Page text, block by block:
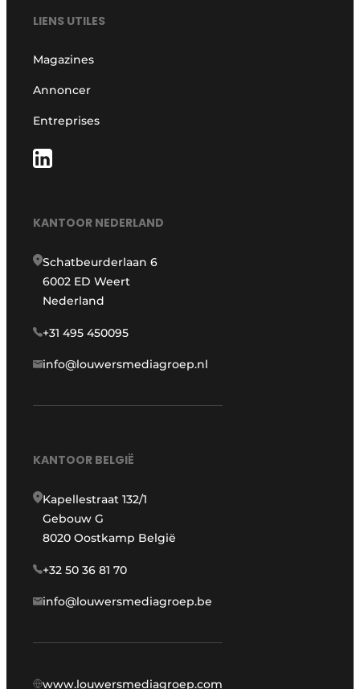
LIENS UTILES
Magazines
Annoncer
Entreprises
KANTOOR NEDERLAND
Schatbeurderlaan 6
6002 ED Weert
Nederland
+31 495 450095
info@louwersmediagroep.nl
KANTOOR BELGIË
Kapellestraat 132/1
Gebouw G
8020 Oostkamp België
+32 50 36 81 70
info@louwersmediagroep.be
www.louwersmediagroep.com